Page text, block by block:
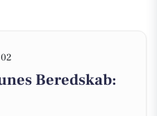
Beredskab: